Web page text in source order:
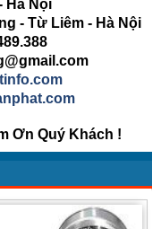
Hà Nội
- Từ Liêm - Hà Nội
Ơn Quý Khách !